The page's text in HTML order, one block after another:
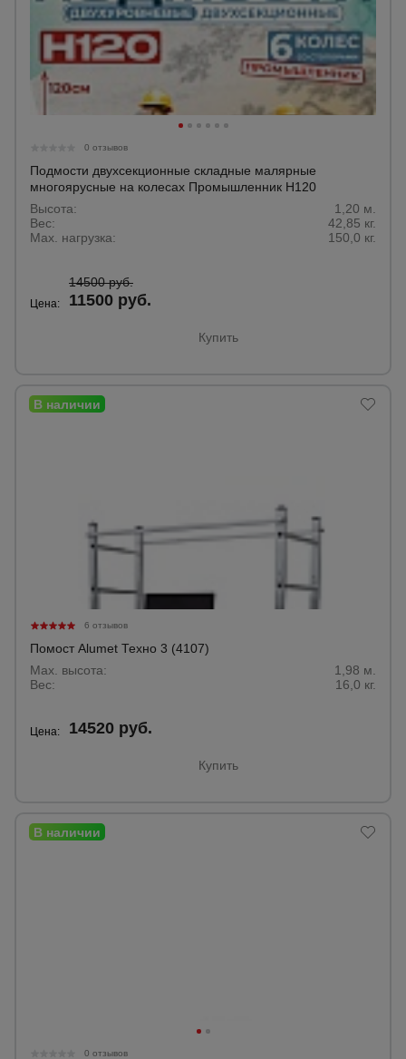
0 отзывов
Подмости двухсекционные складные малярные
многоярусные на колесах Промышленник H120
Высота:
1,20 м.
Вес:
42,85 кг.
Max. нагрузка:
150,0 кг.
Цена:
14500 руб.
11500 руб.
Купить
6 отзывов
Помост Alumet Техно 3 (4107)
Max. высота:
1,98 м.
Вес:
16,0 кг.
Цена: 14520 руб.
Купить
0 отзывов